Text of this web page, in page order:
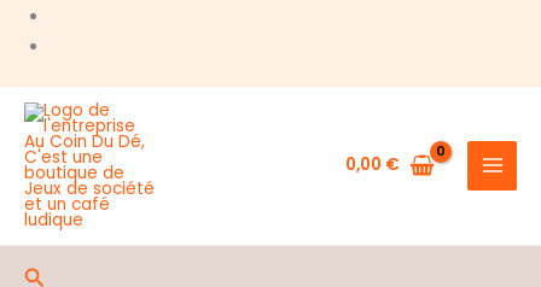
Aller
contenu
0,00 €
Rechercher
Rupture de stock